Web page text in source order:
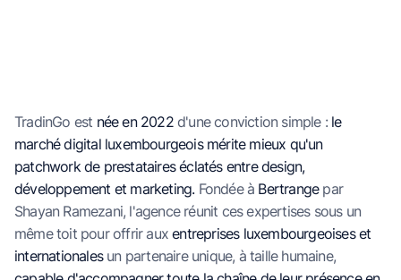
TradinGo est née en 2022d'une conviction simple : le
marché digital luxembourgeois mérite mieux qu'un
patchwork de prestataires éclatés entre design,
développement et marketing. Fondée à Bertrangepar
Shayan Ramezani, l'agence réunit ces expertises sous un
même toit pour offrir auxentreprises luxembourgeoises et
internationalesun partenaire unique, à taille humaine,